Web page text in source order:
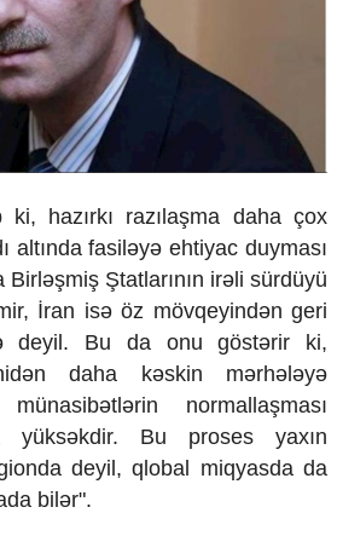
hazırkı razılaşma daha çox
altında fasiləyə ehtiyac duyması
Birləşmiş Ştatlarının irəli sürdüyü
İran isə öz mövqeyindən geri
deyil. Bu da onu göstərir ki,
daha kəskin mərhələyə
normallaşması
yüksəkdir. Bu proses yaxın
deyil, qlobal miqyasda da
bilər".